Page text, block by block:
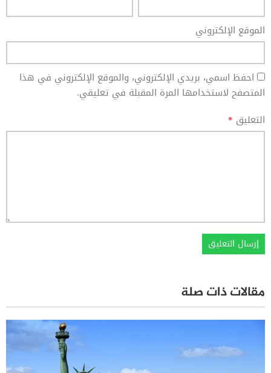
الموقع الإلكتروني
احفظ اسمي، بريدي الإلكتروني، والموقع الإلكتروني في هذا
المتصفح لاستخدامها المرة المقبلة في تعليقي.
التعليق *
مقالات ذات صلة